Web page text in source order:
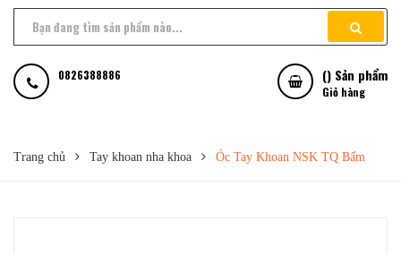
0826388886 () Sản phẩm
Giỏ hàng
Trang chủ Tay khoan nha khoa Óc Tay Khoan NSK TQ Bấm